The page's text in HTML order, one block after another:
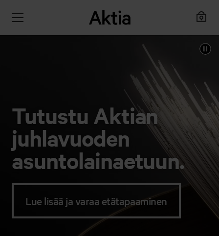
Tutustu Aktian
juhlavuoden
asuntolaina­etuun.
Lue lisää ja varaa etätapaaminen